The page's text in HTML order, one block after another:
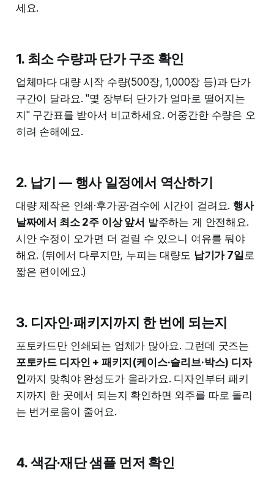
세요.
1. 최소 수량과 단가 구조 확인
업체마다 대량 시작 수량(500장, 1,000장 등)과 단가
구간이 달라요. "몇 장부터 단가가 얼마로 떨어지는
지" 구간표를 받아서 비교하세요. 어중간한 수량은 오
히려 손해예요.
2. 납기 — 행사 일정에서 역산하기
대량 제작은 인쇄·후가공·검수에 시간이 걸려요. 행사
날짜에서 최소 2주 이상 앞서 발주하는 게 안전해요.
시안 수정이 오가면 더 걸릴 수 있으니 여유를 둬야
해요. (뒤에서 다루지만, 누피는 대량도 납기가 7일로
짧은 편이에요.)
3. 디자인·패키지까지 한 번에 되는지
포토카드만 인쇄되는 업체가 많아요. 그런데 굿즈는
포토카드 디자인 + 패키지(케이스·슬리브·박스) 디자
인까지 맞춰야 완성도가 올라가요. 디자인부터 패키
지까지 한 곳에서 되는지 확인하면 외주를 따로 돌리
는 번거로움이 줄어요.
4. 색감·재단 샘플 먼저 확인